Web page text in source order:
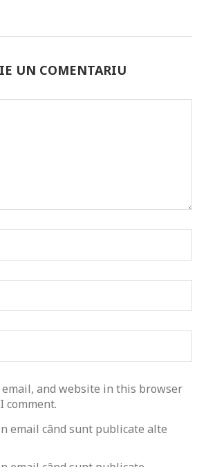
UN COMENTARIU
email, and website in this browser
comment.
email când sunt publicate alte